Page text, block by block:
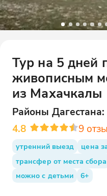
Тур на 5 дней
живописным
из Махачкалы
Районы Дагестана:
4.8
9
утренний выезд
цена
трансфер от места сбора
можно с детьми
6+